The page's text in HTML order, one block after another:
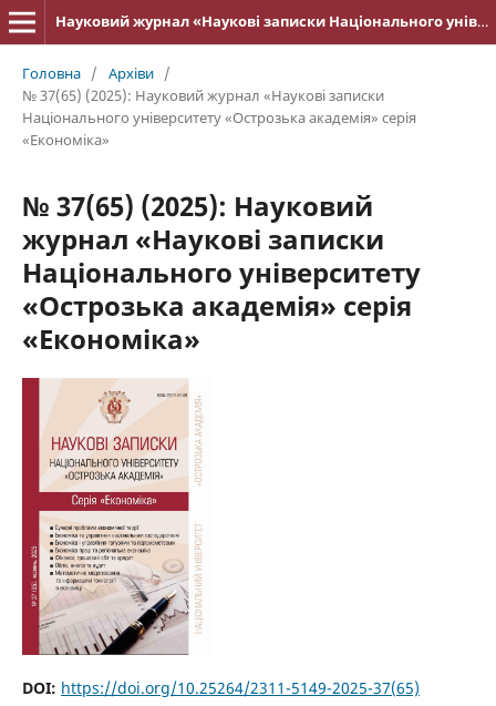
Науковий журнал «Наукові записки Національного університету «Острозька академія»: серія «Економіка»
Головна / Архіви /
№ 37(65) (2025): Науковий журнал «Наукові записки
Національного університету «Острозька академія» серія
«Економіка»
№ 37(65) (2025): Науковий
журнал «Наукові записки
Національного університету
«Острозька академія» серія
«Економіка»
DOI: https://doi.org/10.25264/2311-5149-2025-37(65)